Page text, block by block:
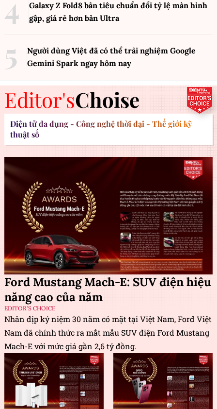
Galaxy Z Fold8 bản tiêu chuẩn đổi tỷ lệ màn hình
gập, giá rẻ hơn bản Ultra
Người dùng Việt đã có thể trải nghiệm Google
Gemini Spark ngay hôm nay
Editor'sChoise
Điện tử đa dụng - Công nghệ thời đại - Thế giới kỹ
thuật số
Ford Mustang Mach-E: SUV điện hiệu
năng cao của năm
EDITOR'S CHOICE
Nhân dịp kỷ niệm 30 năm có mặt tại Việt Nam, Ford Việt
Nam đã chính thức ra mắt mẫu SUV điện Ford Mustang
Mach-E với mức giá gần 2,6 tỷ đồng.